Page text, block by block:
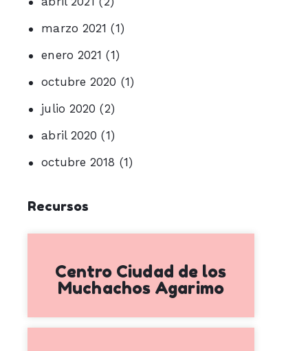
marzo 2021 (1)
enero 2021 (1)
octubre 2020 (1)
julio 2020 (2)
abril 2020 (1)
octubre 2018 (1)
Recursos
Centro Ciudad de los
Muchachos Agarimo